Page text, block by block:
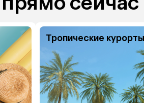
Тропические курорты